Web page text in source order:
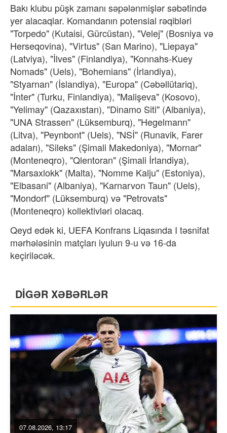
Bakı klubu püşk zamanı səpələnmişlər səbətində
yer alacaqlar. Komandanın potensial rəqibləri
"Torpedo" (Kutaisi, Gürcüstan), "Velej" (Bosniya və
Herseqovina), "Virtus" (San Marino), "Liepaya"
(Latviya), "İlves" (Finlandiya), "Konnahs-Kuey
Nomads" (Uels), "Bohemians" (İrlandiya),
"Styarnan" (İslandiya), "Europa" (Cəbəllütariq),
"İnter" (Turku, Finlandiya), "Malişeva" (Kosovo),
"Yelimay" (Qazaxıstan), "Dinamo Siti" (Albaniya),
"UNA Strassen" (Lüksemburq), "Hegelmann"
(Litva), "Peynbont" (Uels), "NSİ" (Runavik, Farer
adaları), "Sileks" (Şimali Makedoniya), "Mornar"
(Monteneqro), "Qlentoran" (Şimali İrlandiya),
"Marsaxlokk" (Malta), "Nomme Kalju" (Estoniya),
"Elbasani" (Albaniya), "Karnarvon Taun" (Uels),
"Mondorf" (Lüksemburq) və "Petrovats"
(Monteneqro) kollektivləri olacaq.
Qeyd edək ki, UEFA Konfrans Liqasında I təsnifat
mərhələsinin matçları iyulun 9-u və 16-da
keçiriləcək.
DİGƏR XƏBƏRLƏR
07.08.2026, 13:17